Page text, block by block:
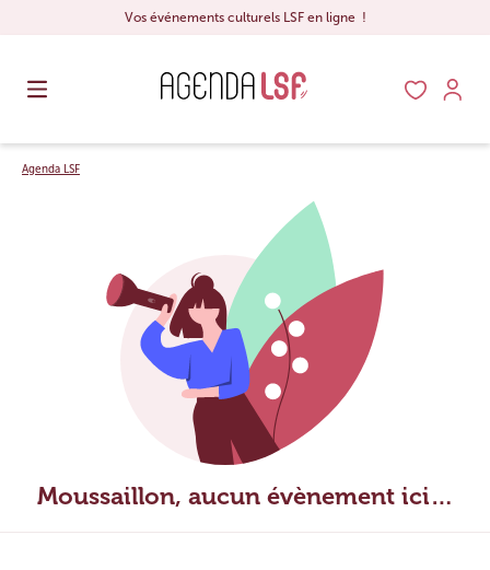
Vos événements culturels LSF en ligne !
Agenda LSF
Moussaillon, aucun évènement ici…